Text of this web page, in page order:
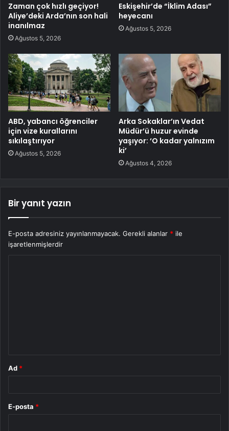
Zaman çok hızlı geçiyor!
Aliye’deki Arda’nın son hali
inanılmaz
Ağustos 5, 2026
Eskişehir’de “İklim Adası”
heyecanı
Ağustos 5, 2026
ABD, yabancı öğrenciler
için vize kurallarını
sıkılaştırıyor
Ağustos 5, 2026
Arka Sokaklar’ın Vedat
Müdür’ü huzur evinde
yaşıyor: ‘O kadar yalnızım
ki’
Ağustos 4, 2026
Bir yanıt yazın
E-posta adresiniz yayınlanmayacak. Gerekli alanlar * ile
işaretlenmişlerdir
Ad *
E-posta *